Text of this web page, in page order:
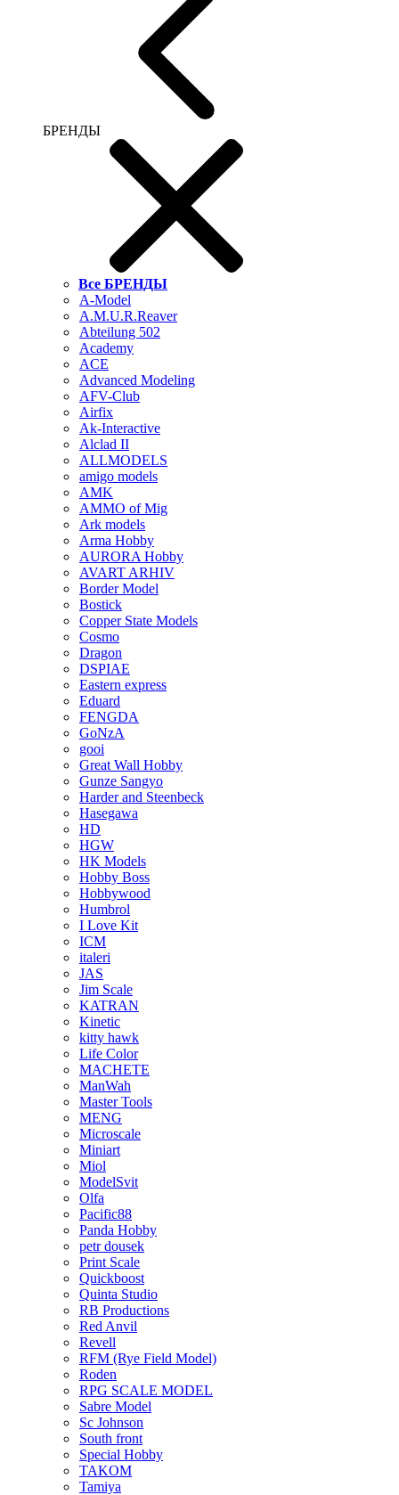
БРЕНДЫ
Все БРЕНДЫ
A-Model
A.M.U.R.Reaver
Abteilung 502
Academy
ACE
Advanced Modeling
AFV-Club
Airfix
Ak-Interactive
Alclad II
ALLMODELS
amigo models
AMK
AMMO of Mig
Ark models
Arma Hobby
AURORA Hobby
AVART ARHIV
Border Model
Bostick
Copper State Models
Cosmo
Dragon
DSPIAE
Eastern express
Eduard
FENGDA
GoNzA
gooi
Great Wall Hobby
Gunze Sangyo
Harder and Steenbeck
Hasegawa
HD
HGW
HK Models
Hobby Boss
Hobbywood
Humbrol
I Love Kit
ICM
italeri
JAS
Jim Scale
KATRAN
Kinetic
kitty hawk
Life Color
MACHETE
ManWah
Master Tools
MENG
Microscale
Miniart
Miol
ModelSvit
Olfa
Pacific88
Panda Hobby
petr dousek
Print Scale
Quickboost
Quinta Studio
RB Productions
Red Anvil
Revell
RFM (Rye Field Model)
Roden
RPG SCALE MODEL
Sabre Model
Sc Johnson
South front
Special Hobby
TAKOM
Tamiya